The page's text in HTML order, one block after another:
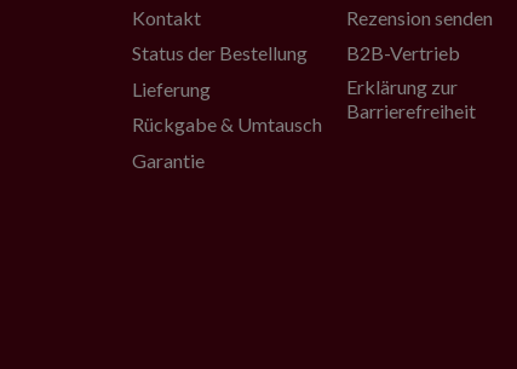
Kontakt
Status der Bestellung
Lieferung
Rückgabe & Umtausch
Garantie
Rezension senden
B2B-Vertrieb
Erklärung zur
Barrierefreiheit